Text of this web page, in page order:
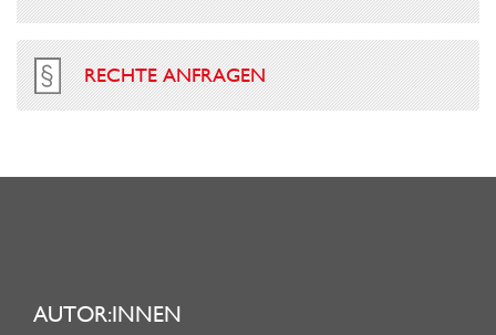
RECHTE ANFRAGEN
AUTOR:INNEN